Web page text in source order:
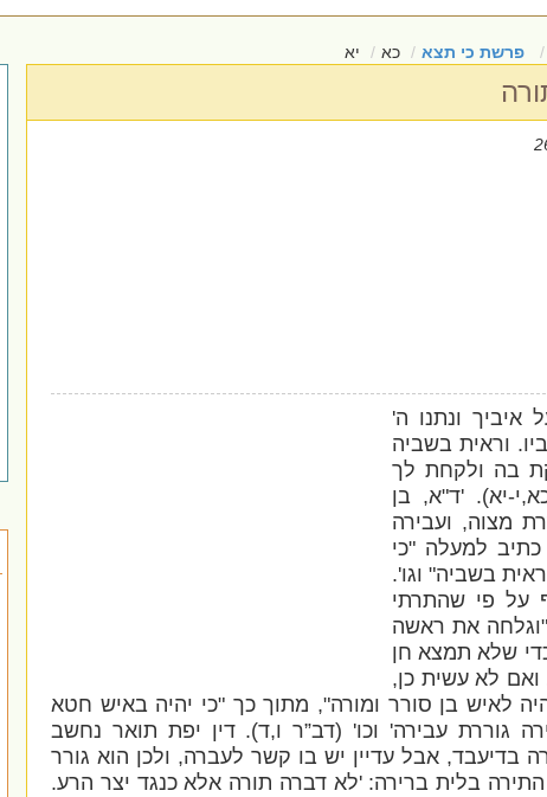
פרשת כי תצא כא יא
ונתנו ה'
וראית בשביה
בה ולקחת לך
יא). 'ד"א, בן
מצוה, ועבירה
כתיב למעלה "כי
בשביה" וגו'.
על פי שהתרתי
את ראשה
שלא תמצא חן
ואם לא עשית כן,
לאיש בן סורר ומורה", מתוך כך "כי יהיה באיש חטא
גוררת עבירה' וכו' (דב”ר ו,ד). דין יפת תואר נחשב
בדיעבד, אבל עדיין יש בו קשר לעברה, ולכן הוא גורר
בלית ברירה: 'לא דברה תורה אלא כנגד יצר הרע.